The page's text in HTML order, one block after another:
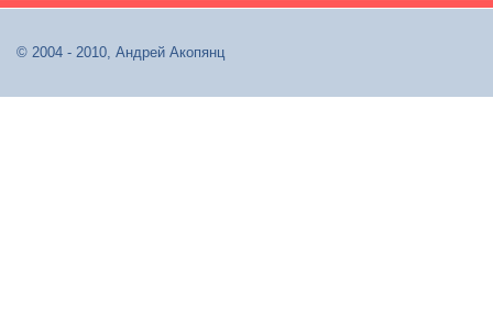
© 2004 - 2010, Андрей Акопянц